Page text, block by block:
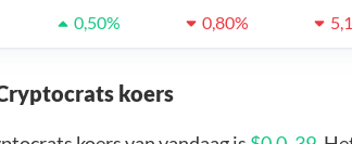
0,50% 0,80%
koers